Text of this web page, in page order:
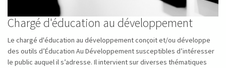
Chargé d'éducation au développement
Le chargé d'éducation au développement conçoit et/ou développe
des outils d’Éducation Au Développement susceptibles d’intéresser
le public auquel il s’adresse. Il intervient sur diverses thématiques